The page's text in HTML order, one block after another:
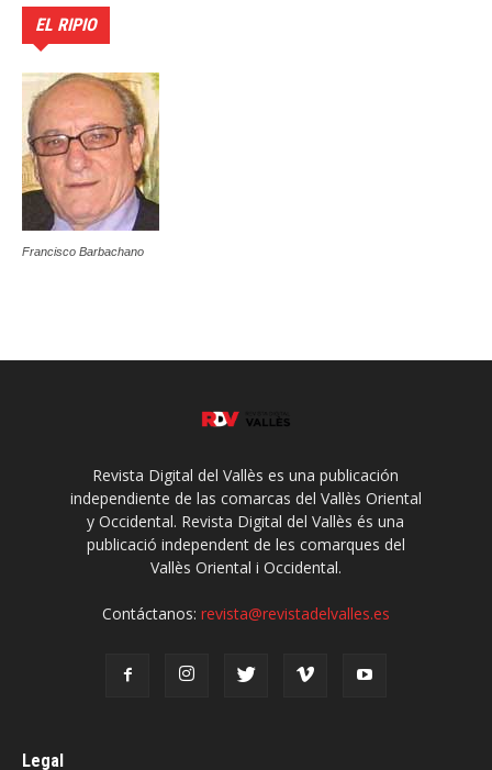
EL RIPIO
Francisco Barbachano
Revista Digital del Vallès es una publicación
independiente de las comarcas del Vallès Oriental
y Occidental. Revista Digital del Vallès és una
publicació independent de les comarques del
Vallès Oriental i Occidental.
Contáctanos: revista@revistadelvalles.es
Legal